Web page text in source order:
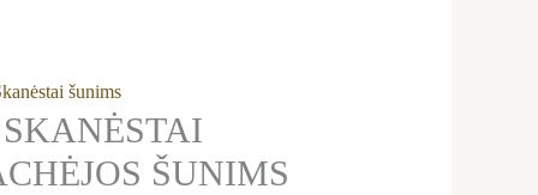
šunims
ŠUNIMS